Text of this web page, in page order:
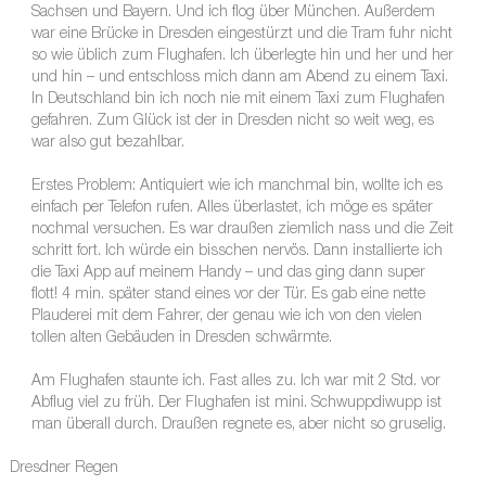
Sachsen und Bayern. Und ich flog über München. Außerdem
war eine Brücke in Dresden eingestürzt und die Tram fuhr nicht
so wie üblich zum Flughafen. Ich überlegte hin und her und her
und hin – und entschloss mich dann am Abend zu einem Taxi.
In Deutschland bin ich noch nie mit einem Taxi zum Flughafen
gefahren. Zum Glück ist der in Dresden nicht so weit weg, es
war also gut bezahlbar.
Erstes Problem: Antiquiert wie ich manchmal bin, wollte ich es
einfach per Telefon rufen. Alles überlastet, ich möge es später
nochmal versuchen. Es war draußen ziemlich nass und die Zeit
schritt fort. Ich würde ein bisschen nervös. Dann installierte ich
die Taxi App auf meinem Handy – und das ging dann super
flott! 4 min. später stand eines vor der Tür. Es gab eine nette
Plauderei mit dem Fahrer, der genau wie ich von den vielen
tollen alten Gebäuden in Dresden schwärmte.
Am Flughafen staunte ich. Fast alles zu. Ich war mit 2 Std. vor
Abflug viel zu früh. Der Flughafen ist mini. Schwuppdiwupp ist
man überall durch. Draußen regnete es, aber nicht so gruselig.
Dresdner Regen